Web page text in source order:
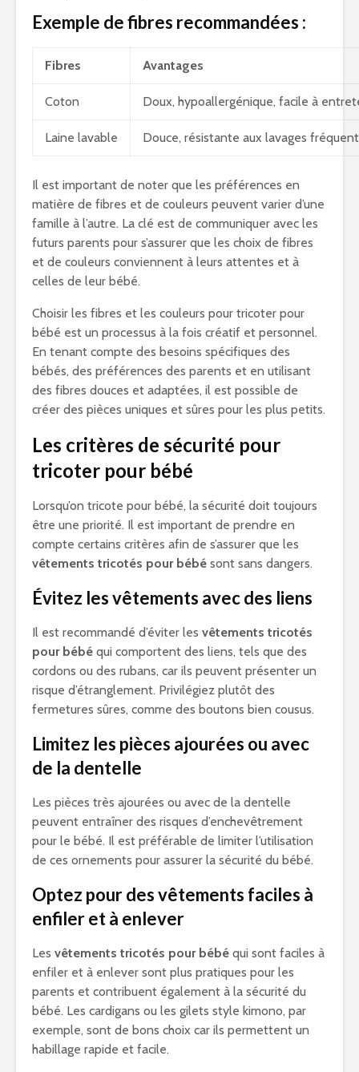
Exemple de fibres recommandées :
Fibres Avantages
Coton Doux, hypoallergénique, facile à
Laine lavable Douce, résistante aux lavages
Il est important de noter que les préférences en
matière de fibres et de couleurs peuvent varier d’une
famille à l’autre. La clé est de communiquer avec les
futurs parents pour s’assurer que les choix de fibres
et de couleurs conviennent à leurs attentes et à
celles de leur bébé.
Choisir les fibres et les couleurs pour tricoter pour
bébé est un processus à la fois créatif et personnel.
En tenant compte des besoins spécifiques des
bébés, des préférences des parents et en utilisant
des fibres douces et adaptées, il est possible de
créer des pièces uniques et sûres pour les plus petits.
Les critères de sécurité pour
tricoter pour bébé
Lorsqu’on tricote pour bébé, la sécurité doit toujours
être une priorité. Il est important de prendre en
compte certains critères afin de s’assurer que les
vêtements tricotés pour bébé sont sans dangers.
Évitez les vêtements avec des liens
Il est recommandé d’éviter les vêtements tricotés
pour bébé qui comportent des liens, tels que des
cordons ou des rubans, car ils peuvent présenter un
risque d’étranglement. Privilégiez plutôt des
fermetures sûres, comme des boutons bien cousus.
Limitez les pièces ajourées ou avec
de la dentelle
Les pièces très ajourées ou avec de la dentelle
peuvent entraîner des risques d’enchevêtrement
pour le bébé. Il est préférable de limiter l’utilisation
de ces ornements pour assurer la sécurité du bébé.
Optez pour des vêtements faciles à
enfiler et à enlever
Les vêtements tricotés pour bébé qui sont faciles à
enfiler et à enlever sont plus pratiques pour les
parents et contribuent également à la sécurité du
bébé. Les cardigans ou les gilets style kimono, par
exemple, sont de bons choix car ils permettent un
habillage rapide et facile.